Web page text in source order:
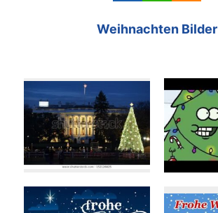
Weihnachten Bilder